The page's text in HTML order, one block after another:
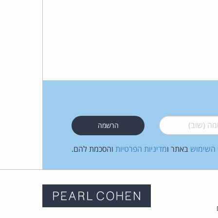
(שוב)*
השימוש באתר ומדיניות הפרטיות והסכמת להם.